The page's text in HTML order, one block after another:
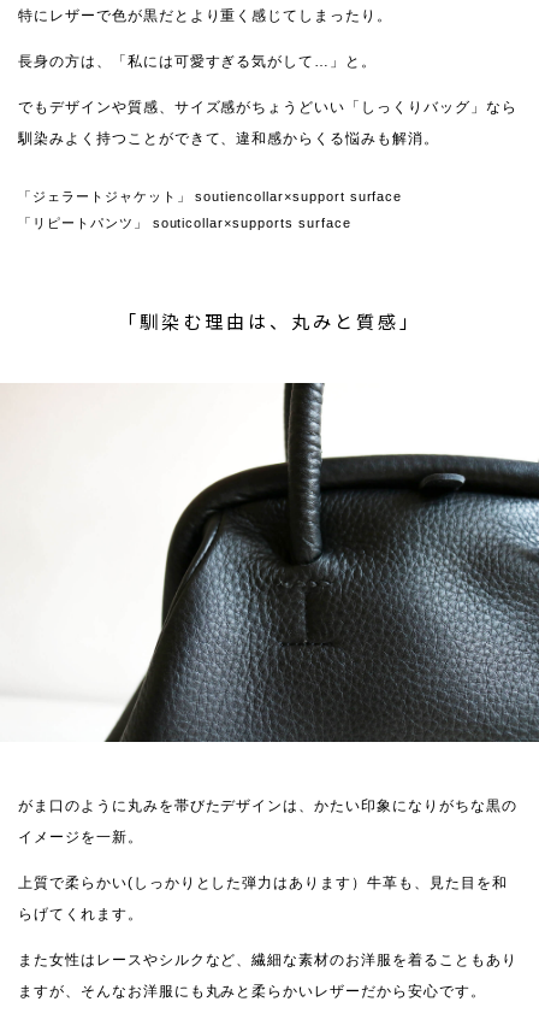
特にレザーで色が黒だとより重く感じてしまったり。
長身の方は、「私には可愛すぎる気がして…」と。
でもデザインや質感、サイズ感がちょうどいい「しっくりバッグ」なら
馴染みよく持つことができて、違和感からくる悩みも解消。
「ジェラートジャケット」 soutiencollar×support surface
「リピートパンツ」 souticollar×supports surface
「馴染む理由は、丸みと質感」
がま口のように丸みを帯びたデザインは、かたい印象になりがちな黒の
イメージを一新。
上質で柔らかい(しっかりとした弾力はあります）牛革も、見た目を和
らげてくれます。
また女性はレースやシルクなど、繊細な素材のお洋服を着ることもあり
ますが、そんなお洋服にも丸みと柔らかいレザーだから安心です。